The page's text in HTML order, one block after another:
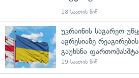
18 საათის წინ
უკრაინის საგარეო
აგრესიაზე
გაუხსნა
19 საათის წინ